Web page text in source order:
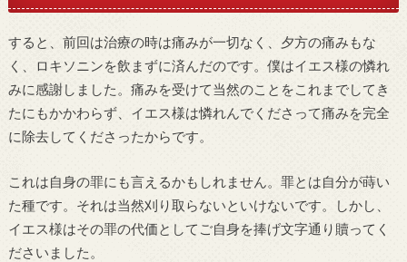
すると、前回は治療の時は痛みが一切なく、夕方の痛みもな
く、ロキソニンを飲まずに済んだのです。僕はイエス様の憐れ
みに感謝しました。痛みを受けて当然のことをこれまでしてき
たにもかかわらず、イエス様は憐れんでくださって痛みを完全
に除去してくださったからです。
これは自身の罪にも言えるかもしれません。罪とは自分が蒔い
た種です。それは当然刈り取らないといけないです。しかし、
イエス様はその罪の代価としてご自身を捧げ文字通り贖ってく
ださいました。